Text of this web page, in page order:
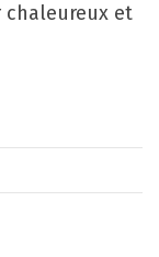
et